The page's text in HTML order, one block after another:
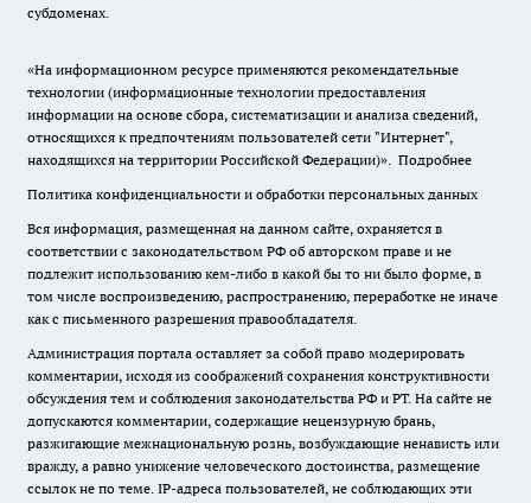
субдоменах.
«На информационном ресурсе применяются рекомендательные
технологии (информационные технологии предоставления
информации на основе сбора, систематизации и анализа сведений,
относящихся к предпочтениям пользователей сети "Интернет",
находящихся на территории Российской Федерации)». Подробнее
Политика конфиденциальности и обработки персональных данных
Вся информация, размещенная на данном сайте, охраняется в
соответствии с законодательством РФ об авторском праве и не
подлежит использованию кем-либо в какой бы то ни было форме, в
том числе воспроизведению, распространению, переработке не иначе
как с письменного разрешения правообладателя.
Администрация портала оставляет за собой право модерировать
комментарии, исходя из соображений сохранения конструктивности
обсуждения тем и соблюдения законодательства РФ и РТ. На сайте не
допускаются комментарии, содержащие нецензурную брань,
разжигающие межнациональную рознь, возбуждающие ненависть или
вражду, а равно унижение человеческого достоинства, размещение
ссылок не по теме. IP-адреса пользователей, не соблюдающих эти